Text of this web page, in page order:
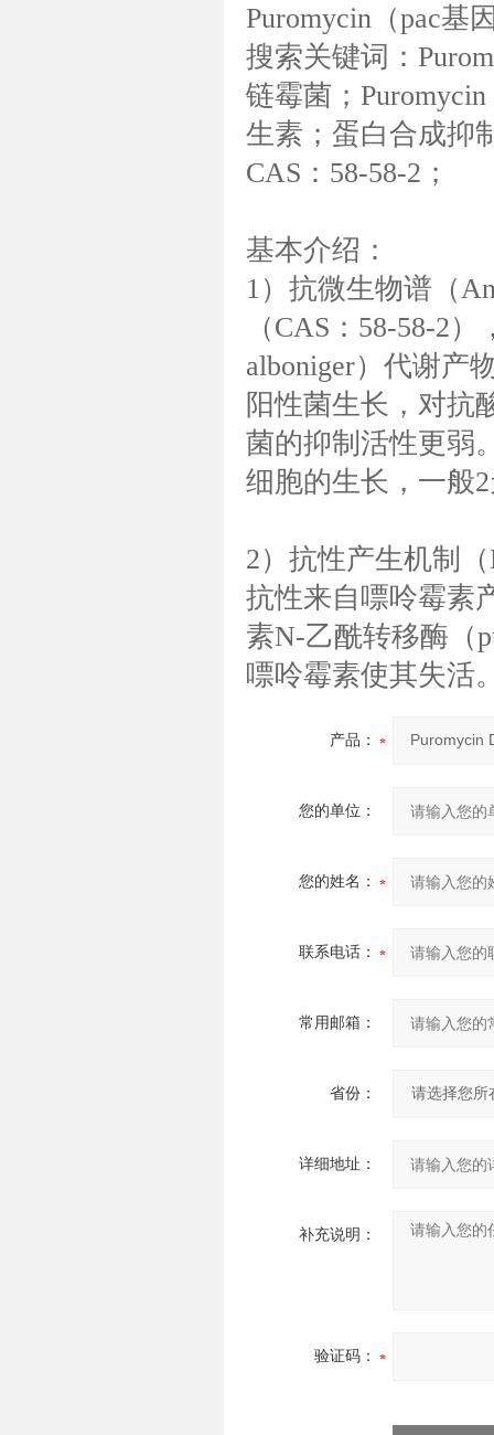
Puromycin（pac基
搜索关键词：
链霉菌；Puromycin
生素；蛋白合成抑
CAS：58-58-2；
基本介绍：
1）抗微生物谱（
（CAS：58-58-2
alboniger）代谢产
阳性菌生长，对抗
菌的抑制活性更弱
细胞的生长，一般
2）抗性产生机制（
抗性来自嘌呤霉素
素N-乙酰转移酶（
嘌呤霉素使其失活
产品：
您的单位：
您的姓名：
联系电话：
常用邮箱：
省份：
详细地址：
补充说明：
验证码：